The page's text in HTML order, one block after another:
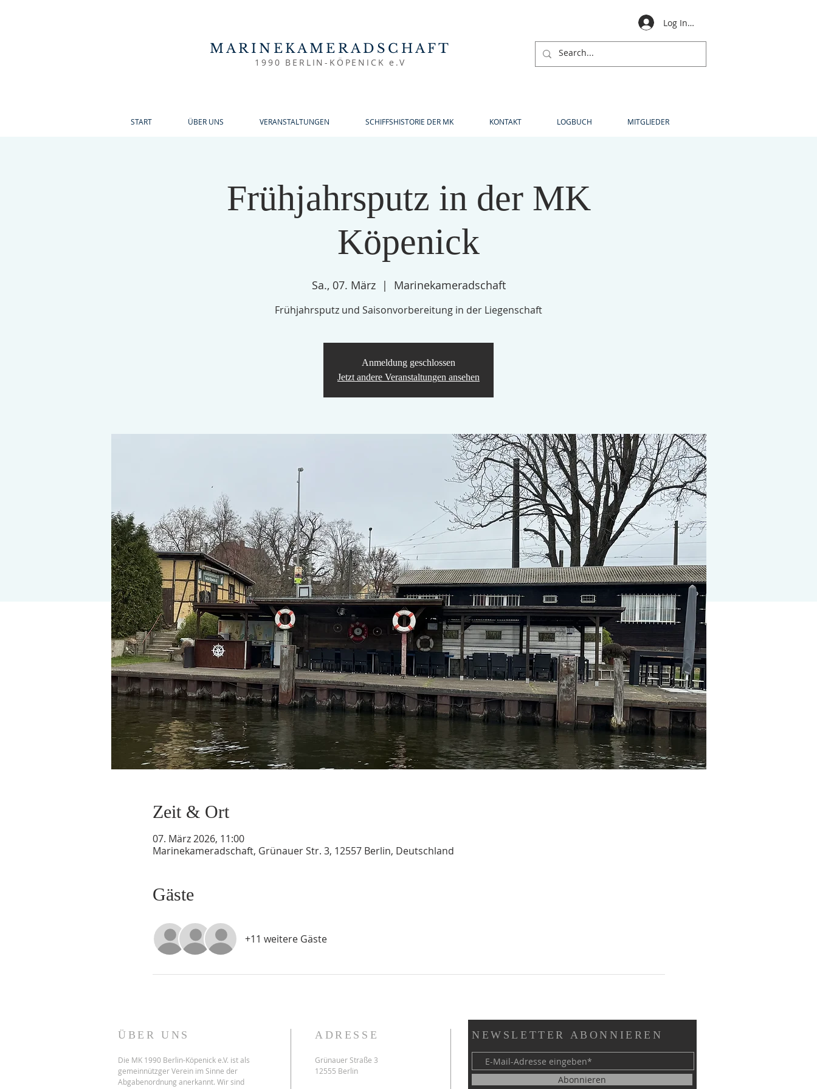
MARINEKAMERADSCHAFT
1990 BERLIN-KÖPENICK e.V
Log In für Mitglieder
START ÜBER UNS VERANSTALTUNGEN SCHIFFSHISTORIE DER MK KONTAKT LOGBUCH MITGLIEDER
Frühjahrsputz in der MK
Köpenick
Sa., 07. März
  |
Marinekameradschaft
Frühjahrsputz und Saisonvorbereitung in der Liegenschaft
Anmeldung geschlossen
Jetzt andere Veranstaltungen ansehen
Zeit & Ort
07. März 2026, 11:00
Marinekameradschaft, Grünauer Str. 3, 12557 Berlin, Deutschland
Gäste
+11 weitere Gäste
ÜBER UNS
Die MK 1990 Berlin-Köpenick e.V. ist als
gemeinnützger Verein im Sinne der
Abgabenordnung anerkannt. Wir sind
ADRESSE
Grünauer Straße 3
12555 Berlin
NEWSLETTER ABONNIEREN
Abonnieren